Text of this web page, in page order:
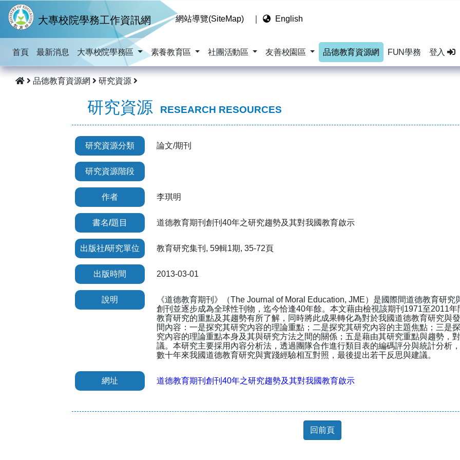
跳到主要內容
大專校院學務工作資訊網 網站導覽(SiteMap) English
首頁 最新消息 大專校院學務區 素養教育區 社團活動區 友善校園區 品德教育資源網 FUN學務 登入
品德教育資源網 研究資源
研究資源 RESEARCH RESOURCES
研究資源分類 論文/期刊
研究資源階段
作者 李琪明
書名/題目 道德教育期刊創刊40年之研究趨勢及其對我國教育啟示
出版社/研究單位 教育研究集刊, 59輯1期, 35-72頁
出版時間 2013-03-01
說明
《道德教育期刊》（The Journal of Moral Education, JME）是國際間道德教育研
創刊並逐步成為全球性刊物，迄今恰逢40年餘。本文藉由檢視該期刊1971至2011
教育研究的重點及其趨勢有所了解，同時將此成果轉化為對於我國道德教育研究與
間內容：一是探究其研究內容的理論重點；二是探究其研究內容的主題焦點；三是
究內容的理論重點本身及其與研究方法之間的關係；五是藉由其研究重點與趨勢，
議。本研究主要採用內容分析法，透過團隊合作進行類目表的編碼評分與統計分析
數十年來我國道德教育研究與實踐經驗相互對照，最後提出若干反思與建議。
網址 道德教育期刊創刊40年之研究趨勢及其對我國教育啟示
回前頁